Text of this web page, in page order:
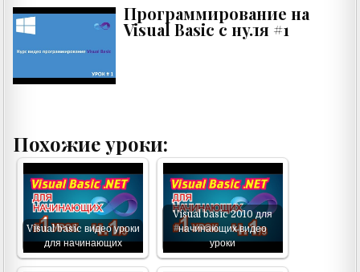
Программирование на
Visual Basic с нуля #1
Похожие уроки:
Visual basic видео уроки
для начинающих
Visual basic 2010 для
начинающих видео
уроки